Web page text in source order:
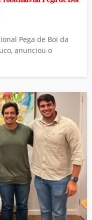
Pega de Boi da
anunciou o